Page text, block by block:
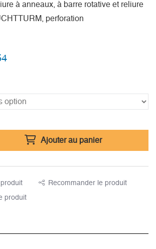
à anneaux, à barre rotative et reliure
perforation
Ajouter au panier
Recommander le produit
produit